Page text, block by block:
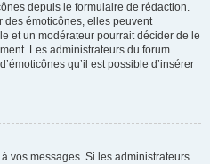
depuis le formulaire de rédaction.
des émoticônes, elles peuvent
et un modérateur pourrait décider de le
Les administrateurs du forum
qu’il est possible d’insérer
vos messages. Si les administrateurs